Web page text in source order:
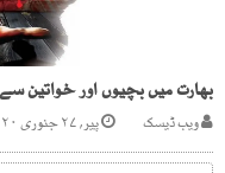
بھارت میں بچیوں اور خواتین
ویب ڈیسک پیر, ۲۷ جنوری ۲۰۲۰